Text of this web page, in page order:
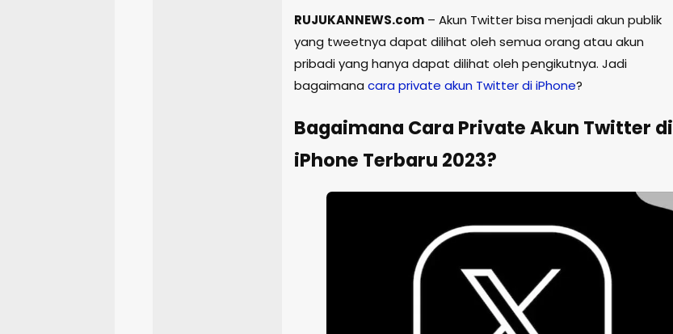
RUJUKANNEWS.com – Akun Twitter bisa menjadi akun publik
yang tweetnya dapat dilihat oleh semua orang atau akun
pribadi yang hanya dapat dilihat oleh pengikutnya. Jadi
bagaimana cara private akun Twitter di iPhone?
Bagaimana Cara Private Akun Twitter di
iPhone Terbaru 2023?